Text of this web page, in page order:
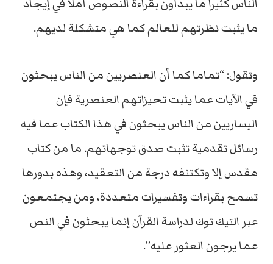
الناس كثيرا ما يبدأون بقراءة النصوص أملاً في إيجاد
ما يثبت نظرتهم للعالم كما هي متشكلة لديهم.
وتقول: “تماما كما أن العنصريين من الناس يبحثون
في الآيات عما يثبت تحيزاتهم العنصرية فإن
اليساريين من الناس يبحثون في هذا الكتاب عما فيه
رسائل تقدمية تثبت صدق توجهاتهم. ما من كتاب
مقدس إلا وتكتنفه درجة من التعقيد، وهذه بدورها
تسمح بقراءات وتفسيرات متعددة، ومن يجتمعون
عبر التيك توك لدراسة القرآن إنما يبحثون في النص
عما يرجون العثور عليه”.